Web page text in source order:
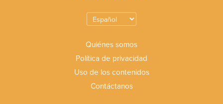
Quiénes somos
Política de privacidad
Uso de los contenidos
Contáctanos